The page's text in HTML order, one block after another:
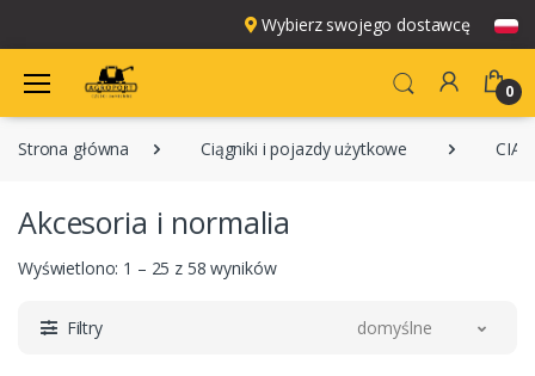
Wybierz swojego dostawcę
0
Strona główna Ciągniki i pojazdy użytkowe
Akcesoria i normalia
Wyświetlono: 1 – 25 z 58 wyników
Filtry domyślne